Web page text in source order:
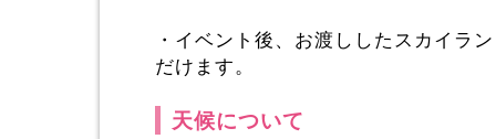
・イベント後、お渡ししたスカイラ
だけます。
天候について